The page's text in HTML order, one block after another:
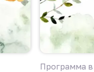
Программа в